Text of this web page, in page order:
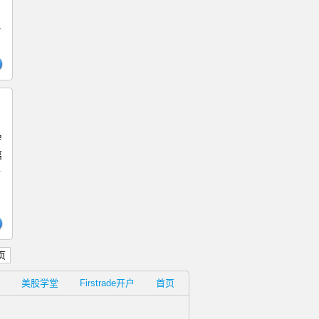
首页
Firstrade开户
美股学堂